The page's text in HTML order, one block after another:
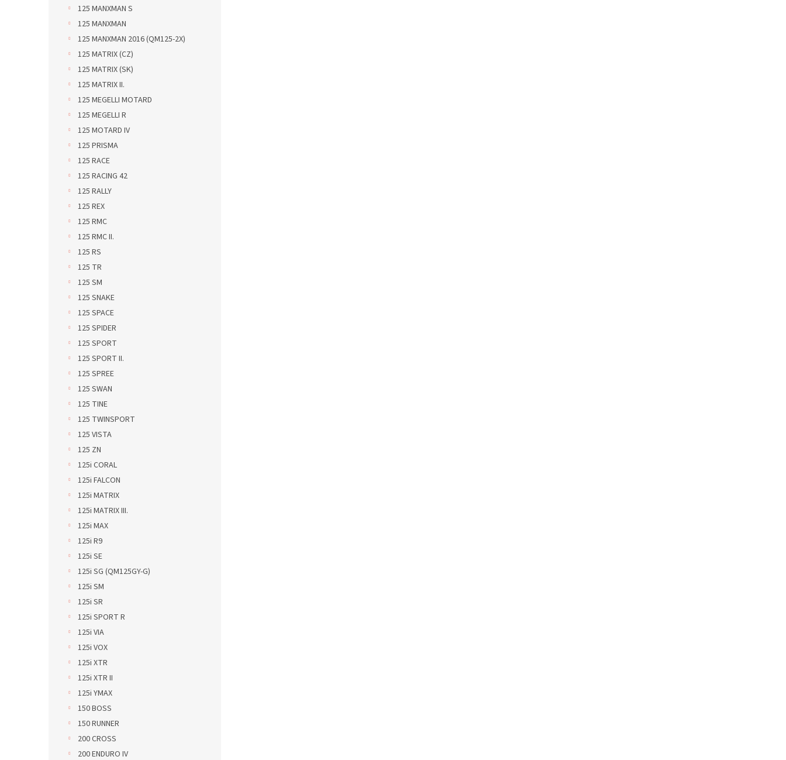
125 MANXMAN S
125 MANXMAN
125 MANXMAN 2016 (QM125-2X)
125 MATRIX (CZ)
125 MATRIX (SK)
125 MATRIX II.
125 MEGELLI MOTARD
125 MEGELLI R
125 MOTARD IV
125 PRISMA
125 RACE
125 RACING 42
125 RALLY
125 REX
125 RMC
125 RMC II.
125 RS
125 TR
125 SM
125 SNAKE
125 SPACE
125 SPIDER
125 SPORT
125 SPORT II.
125 SPREE
125 SWAN
125 TINE
125 TWINSPORT
125 VISTA
125 ZN
125i CORAL
125i FALCON
125i MATRIX
125i MATRIX III.
125i MAX
125i R9
125i SE
125i SG (QM125GY-G)
125i SM
125i SR
125i SPORT R
125i VIA
125i VOX
125i XTR
125i XTR II
125i YMAX
150 BOSS
150 RUNNER
200 CROSS
200 ENDURO IV